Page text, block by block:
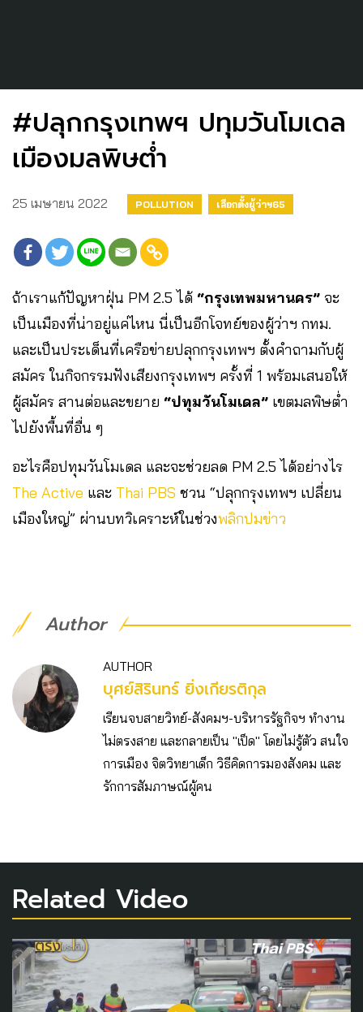
#ปลุกกรุงเทพฯ ปทุมวันโมเดล
เมืองมลพิษต่ำ
25 เมษายน 2022 POLLUTION เลือกตั้งผู้ว่าฯ65
ถ้าเราแก้ปัญหาฝุ่น PM 2.5 ได้ “กรุงเทพมหานคร” จะ
เป็นเมืองที่น่าอยู่แค่ไหน นี่เป็นอีกโจทย์ของผู้ว่าฯ กทม.
และเป็นประเด็นที่เครือข่ายปลุกกรุงเทพฯ ตั้งคำถามกับผู้
สมัคร ในกิจกรรมฟังเสียงกรุงเทพฯ ครั้งที่ 1 พร้อมเสนอให้
ผู้สมัคร สานต่อและขยาย “ปทุมวันโมเดล” เขตมลพิษต่ำ
ไปยังพื้นที่อื่น ๆ
อะไรคือปทุมวันโมเดล และจะช่วยลด PM 2.5 ได้อย่างไร
The Active และ Thai PBS ชวน “ปลุกกรุงเทพฯ เปลี่ยน
เมืองใหญ่” ผ่านบทวิเคราะห์ในช่วงพลิกปมข่าว
Author
AUTHOR
บุศย์สิรินทร์ ยิ่งเกียรติกุล
เรียนจบสายวิทย์-สังคมฯ-บริหารรัฐกิจฯ ทำงาน
ไม่ตรงสาย และกลายเป็น "เป็ด" โดยไม่รู้ตัว สนใจ
การเมือง จิตวิทยาเด็ก วิธีคิดการมองสังคม และ
รักการสัมภาษณ์ผู้คน
Related Video